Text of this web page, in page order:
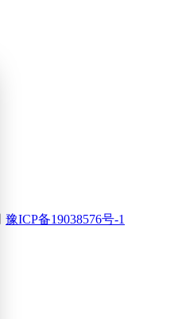
豫ICP备19038576号-1